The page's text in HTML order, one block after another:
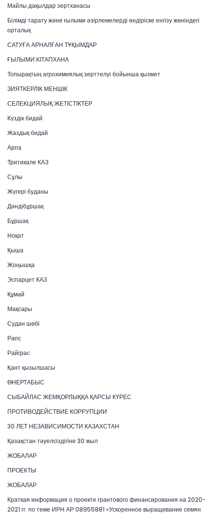
Майлы дақылдар зертханасы
Білімді тарату және ғылыми әзірлемелерді өндіріске енгізу жөніндегі
орталық
САТУҒА АРНАЛҒАН ТҰҚЫМДАР
ҒЫЛЫМИ КІТАПХАНА
Топырақтың агрохимиялық зерттелуі бойынша қызмет
ЗИЯТКЕРЛІК МЕНШІК
СЕЛЕКЦИЯЛЫҚ ЖЕТІСТІКТЕР
Күздік бидай
Жаздық бидай
Арпа
Тритикале КАЗ
Сұлы
Жүгері буданы
Дәндібұршақ
Бұршақ
Ноқат
Қыша
Жоңышқа
Эспарцет КАЗ
Құмай
Мақсары
Судан шөбі
Рапс
Райграс
Қант қызылшасы
ӨНЕРТАБЫС
СЫБАЙЛАС ЖЕМҚОРЛЫҚҚА ҚАРСЫ КҮРЕС
ПРОТИВОДЕЙСТВИЕ КОРРУПЦИИ
30 ЛЕТ НЕЗАВИСИМОСТИ КАЗАХСТАН
Қазақстан тәуелсіздігіне 30 жыл
ЖОБАЛАР
ПРОЕКТЫ
ЖОБАЛАР
Краткая информация о проекте грантового финансирования на 2020-
2021 гг. по теме ИРН АР 08955881 «Ускоренное выращивание семян